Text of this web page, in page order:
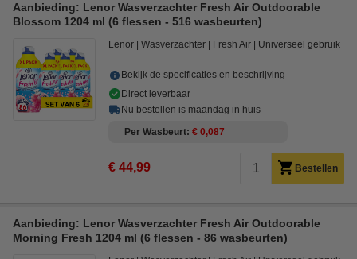
Aanbieding: Lenor Wasverzachter Fresh Air Outdoorable
Blossom 1204 ml (6 flessen - 516 wasbeurten)
Lenor Wasverzachter Fresh Air Universeel gebruik
Bekijk de specificaties en beschrijving
Direct leverbaar
Nu bestellen is maandag in huis
Per Wasbeurt € 0,087
€ 44,99 Bestellen
Aanbieding: Lenor Wasverzachter Fresh Air Outdoorable
Morning Fresh 1204 ml (6 flessen - 86 wasbeurten)